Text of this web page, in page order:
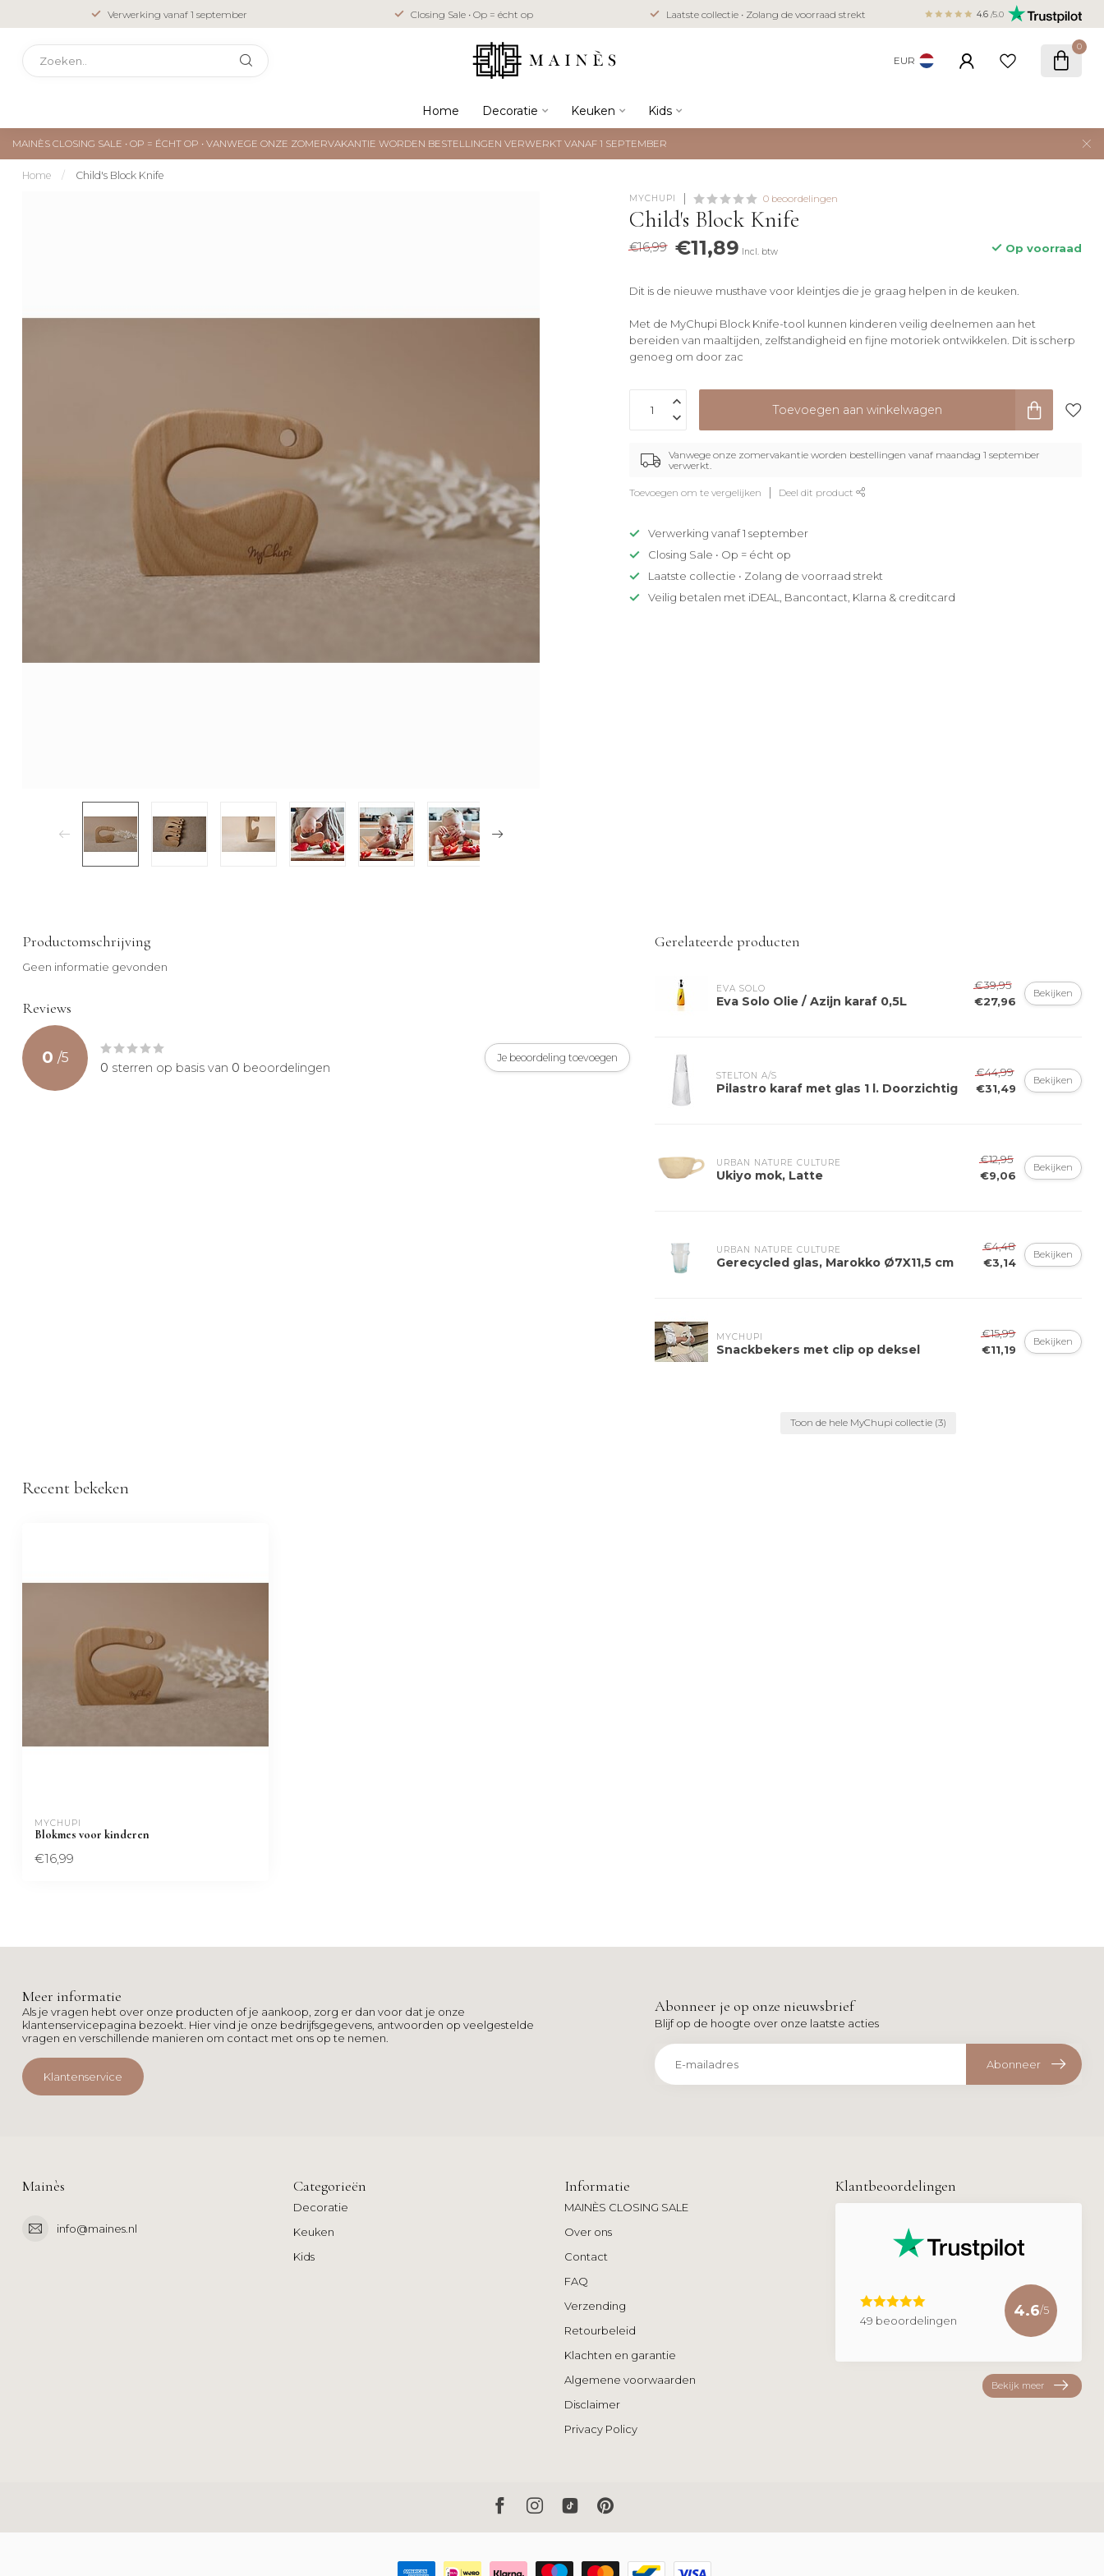
Verwerking vanaf 1 september Closing Sale • Op = écht op Laatste collectie • Zolang de voorraad strekt Veilig betalen met iDEAL, Bancontact,
creditcard 4.6 /5.0
EUR
0
Home Decoratie Keuken Kids
MAINÈS CLOSING SALE • OP = ÉCHT OP • VANWEGE ONZE ZOMERVAKANTIE WORDEN BESTELLINGEN VERWERKT VANAF 1 SEPTEMBER
Home / Child's Block Knife
MYCHUPI 0 beoordelingen
Child's Block Knife
€16,99 €11,89 Incl. btw Op voorraad
Dit is de nieuwe musthave voor kleintjes die je graag helpen in de keuken.
Met de MyChupi Block Knife-tool kunnen kinderen veilig deelnemen aan het
bereiden van maaltijden, zelfstandigheid en fijne motoriek ontwikkelen. Dit is scherp
genoeg om door zac
Toevoegen aan winkelwagen
Vanwege onze zomervakantie worden bestellingen vanaf maandag 1 september
verwerkt.
Toevoegen om te vergelijken Deel dit product
Verwerking vanaf 1 september
Closing Sale • Op = écht op
Laatste collectie • Zolang de voorraad strekt
Veilig betalen met iDEAL, Bancontact, Klarna & creditcard
Productomschrijving
Geen informatie gevonden
Reviews
0 /5
0 sterren op basis van 0 beoordelingen
Je beoordeling toevoegen
Gerelateerde producten
EVA SOLO
Eva Solo Olie / Azijn karaf 0,5L
€39,95
€27,96
Bekijken
STELTON A/S
Pilastro karaf met glas 1 l. Doorzichtig
€44,99
€31,49
Bekijken
URBAN NATURE CULTURE
Ukiyo mok, Latte
€12,95
€9,06
Bekijken
URBAN NATURE CULTURE
Gerecycled glas, Marokko Ø7X11,5 cm
€4,48
€3,14
Bekijken
MYCHUPI
Snackbekers met clip op deksel
€15,99
€11,19
Bekijken
Toon de hele MyChupi collectie (3)
Recent bekeken
MYCHUPI
Blokmes voor kinderen
€16,99
Meer informatie
Als je vragen hebt over onze producten of je aankoop, zorg er dan voor dat je onze
klantenservicepagina bezoekt. Hier vind je onze bedrijfsgegevens, antwoorden op veelgestelde
vragen en verschillende manieren om contact met ons op te nemen.
Klantenservice
Abonneer je op onze nieuwsbrief
Blijf op de hoogte over onze laatste acties
Abonneer
Mainès
info@maines.nl
Categorieën
Decoratie
Keuken
Kids
Informatie
MAINÈS CLOSING SALE
Over ons
Contact
FAQ
Verzending
Retourbeleid
Klachten en garantie
Algemene voorwaarden
Disclaimer
Privacy Policy
Klantbeoordelingen
49 beoordelingen
4.6/5
Bekijk meer